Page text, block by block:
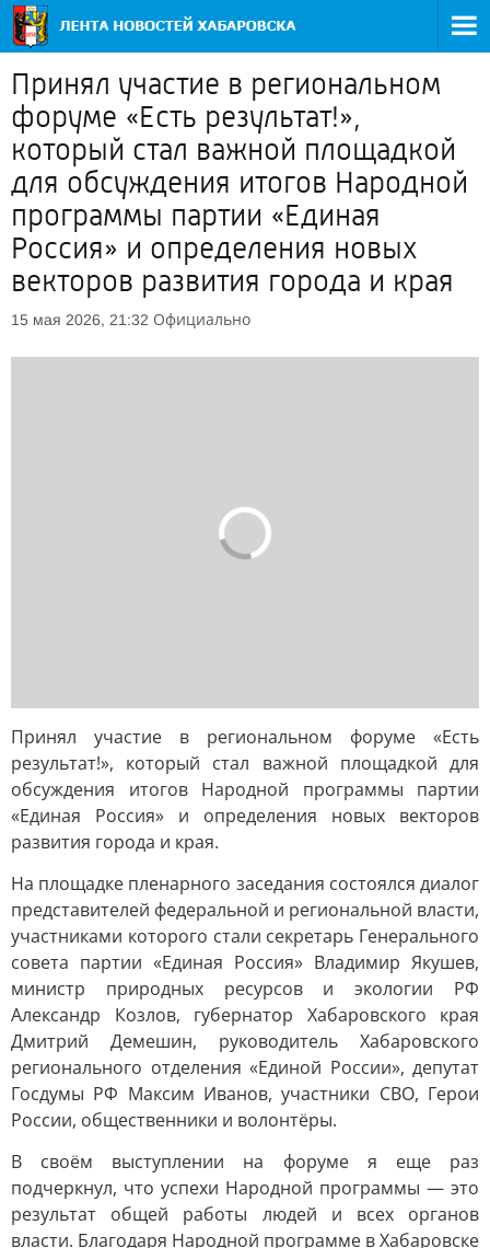
Принял участие в региональном
форуме «Есть результат!»,
который стал важной площадкой
для обсуждения итогов Народной
программы партии «Единая
Россия» и определения новых
векторов развития города и края
15 мая 2026, 21:32 Официально
Принял участие в региональном форуме «Есть
результат!», который стал важной площадкой для
обсуждения итогов Народной программы партии
«Единая Россия» и определения новых векторов
развития города и края.
На площадке пленарного заседания состоялся диалог
представителей федеральной и региональной власти,
участниками которого стали секретарь Генерального
совета партии «Единая Россия» Владимир Якушев,
министр природных ресурсов и экологии РФ
Александр Козлов, губернатор Хабаровского края
Дмитрий Демешин, руководитель Хабаровского
регионального отделения «Единой России», депутат
Госдумы РФ Максим Иванов, участники СВО, Герои
России, общественники и волонтёры.
В своём выступлении на форуме я еще раз
подчеркнул, что успехи Народной программы — это
результат общей работы людей и всех органов
власти. Благодаря Народной программе в Хабаровске